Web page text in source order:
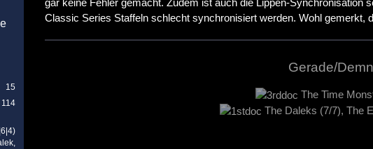
15
114
gar keine Fehler gemacht. Zudem ist auch die Lippen-Synchronisation
Classic Series Staffeln schlecht synchronisiert werden. Wohl gemerkt,
Gerade/
The Time
The Daleks (7/7), The